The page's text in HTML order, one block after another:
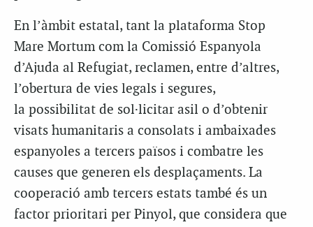
En l’àmbit estatal, tant la plataforma Stop
Mare Mortum com la Comissió Espanyola
d’Ajuda al Refugiat, reclamen, entre d’altres,
l’obertura de vies legals i segures,
la possibilitat de sol·licitar asil o d’obtenir
visats humanitaris a consolats i ambaixades
espanyoles a tercers països i combatre les
causes que generen els desplaçaments. La
cooperació amb tercers estats també és un
factor prioritari per Pinyol, que considera que